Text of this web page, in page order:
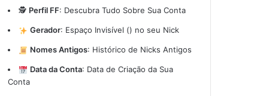
🕵️ Perfil FF: Descubra Tudo Sobre Sua Conta
Gerador: Espaço Invisível (ㅤ) no seu Nick
Nomes Antigos: Histórico de Nicks Antigos
Data da Conta: Data de Criação da Sua
Conta